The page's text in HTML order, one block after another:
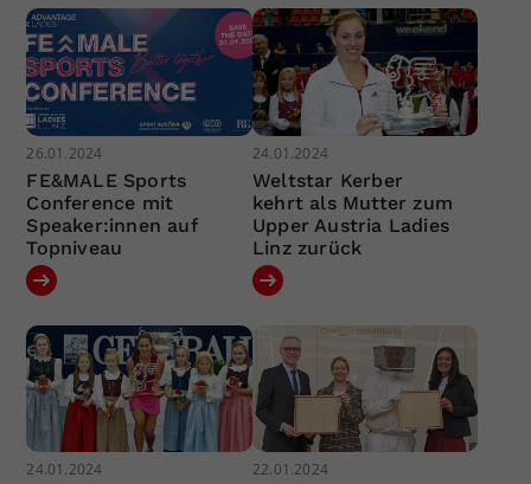
26.01.2024
FE&MALE Sports
Conference mit
Speaker:innen auf
Topniveau
24.01.2024
Weltstar Kerber
kehrt als Mutter zum
Upper Austria Ladies
Linz zurück
24.01.2024 22.01.2024